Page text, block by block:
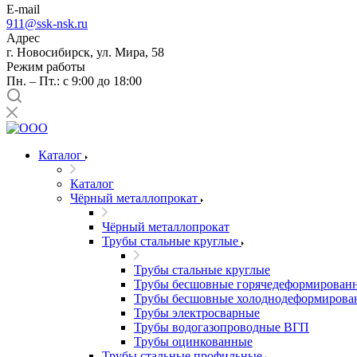
E-mail
911@ssk-nsk.ru
Адрес
г. Новосибирск, ул. Мира, 58
Режим работы
Пн. – Пт.: с 9:00 до 18:00
Каталог
Каталог
Чёрный металлопрокат
Чёрный металлопрокат
Трубы стальные круглые
Трубы стальные круглые
Трубы бесшовные
Трубы бесшовные
Трубы электросварные
Трубы водогазопроводные ВГП
Трубы оцинкованные